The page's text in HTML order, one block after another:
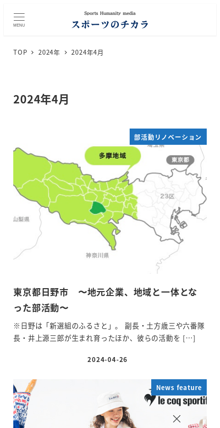
MENU
TOP 2024年 2024年4月
2024年4月
部活動リノベーション
東京都日野市 〜地元企業、地域と一体とな
った部活動〜
※日野は「新選組のふるさと」。 副長・土方歳三や六番隊
長・井上源三郎が生まれ育ったほか、彼らの活動を […]
投稿日
2024-04-26
News feature